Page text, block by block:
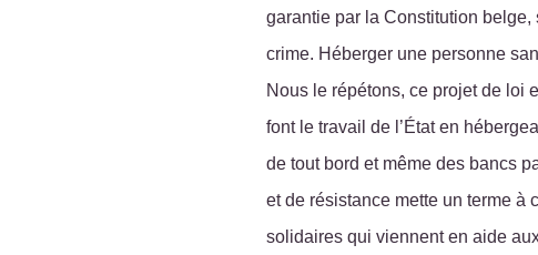
garantie par la Constitution belge,
crime. Héberger une personne
Nous le répétons, ce projet de loi
font le travail de l’État en
de tout bord et même des bancs
et de résistance mette un terme à
solidaires qui viennent en aide